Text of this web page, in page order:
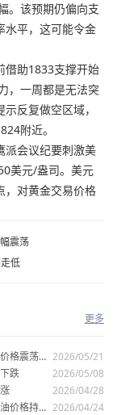
。该预期仍偏向支
水平，这可能令金
借助1833支撑开始
，一周都是无法突
反复做空区域，
附近。
派会议纪要刺激美
美元/盎司。美元
，对黄金交易价格
震荡
低
更多
格震荡走 2026/05/21
跌
2026/05/08
2026/04/28
价格持续 2026/04/24